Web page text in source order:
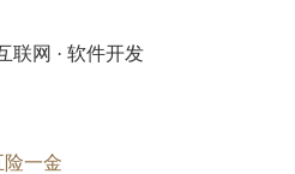
联网 · 软件开发
一金